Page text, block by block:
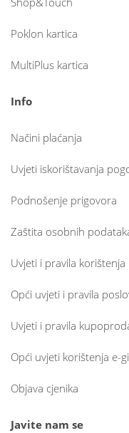
Poklon kartica
MultiPlus kartica
Info
Načini plaćanja
Uvjeti iskorištavanja
Podnošenje prigovora
Zaštita osobnih
Uvjeti i pravila
Opći uvjeti i pravila
Uvjeti i pravila
Opći uvjeti korištenja e-
Objava cjenika
Javite nam se